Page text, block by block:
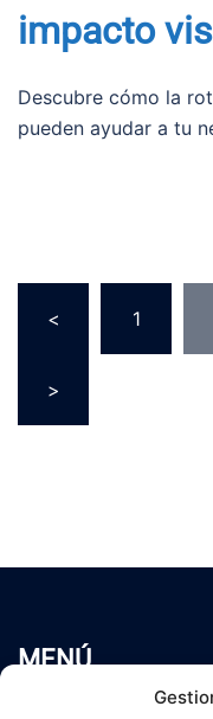
impacto
Descubre cómo la
pueden ayudar a tu
entradas
< 1
>
MENÚ